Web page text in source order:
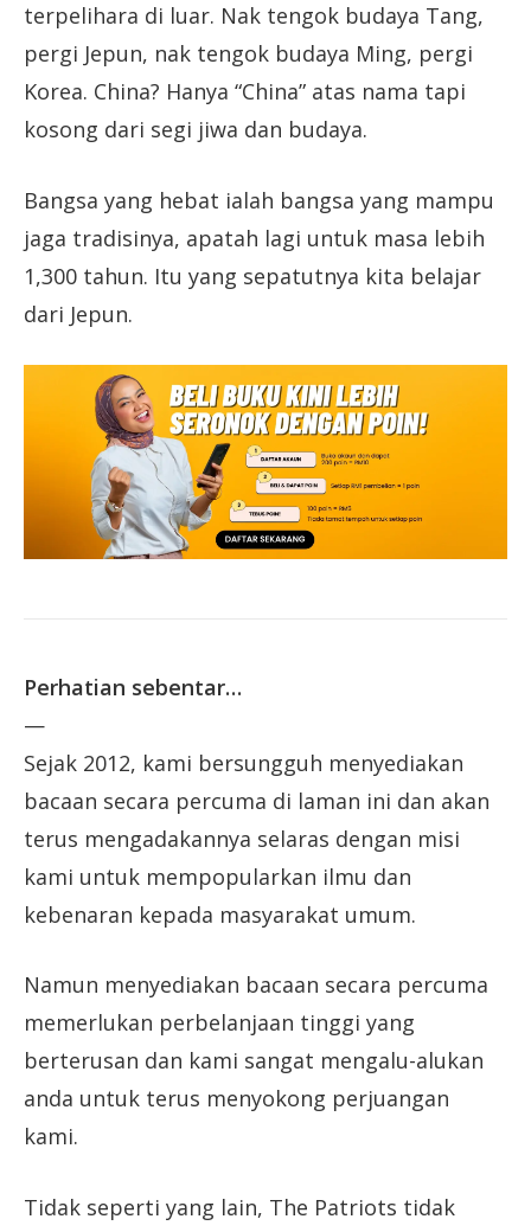
terpelihara di luar. Nak tengok budaya Tang,
pergi Jepun, nak tengok budaya Ming, pergi
Korea. China? Hanya “China” atas nama tapi
kosong dari segi jiwa dan budaya.
Bangsa yang hebat ialah bangsa yang mampu
jaga tradisinya, apatah lagi untuk masa lebih
1,300 tahun. Itu yang sepatutnya kita belajar
dari Jepun.
Perhatian sebentar…
—
Sejak 2012, kami bersungguh menyediakan
bacaan secara percuma di laman ini dan akan
terus mengadakannya selaras dengan misi
kami untuk mempopularkan ilmu dan
kebenaran kepada masyarakat umum.
Namun menyediakan bacaan secara percuma
memerlukan perbelanjaan tinggi yang
berterusan dan kami sangat mengalu-alukan
anda untuk terus menyokong perjuangan
kami.
Tidak seperti yang lain, The Patriots tidak